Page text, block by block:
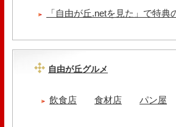
「自由が丘.netを見た」で特典
自由が丘グルメ
飲食店 食材店 パン屋